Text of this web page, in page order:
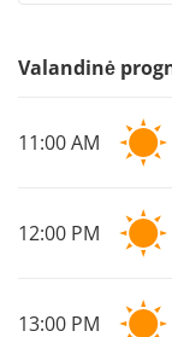
Valandinė
11:00 AM
12:00 PM
13:00 PM